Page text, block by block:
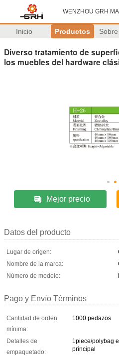
WENZHOU GRH
Inicio Productos
Diverso tratamiento de
los muebles del hardware
Mejor precio
Datos del producto
Lugar de origen:
Nombre de la marca:
Número de modelo:
Pago y Envío Términos
Cantidad de orden
mínima:
1000 pedazos
Detalles de
empaquetado:
1piece/polybag
principal